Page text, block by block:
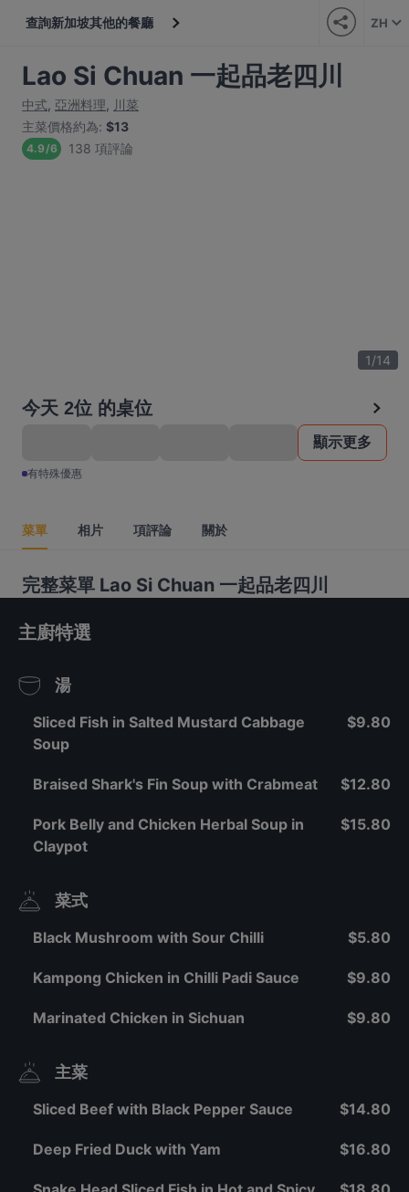
查詢新加坡其他的餐廳 ZH
Lao Si Chuan 一起品老四川
中式, 亞洲料理, 川菜
主菜價格約為: $13
4.9/6 138 項評論
1/14
今天 2位 的桌位
顯示更多
有特殊優惠
菜單 相片 項評論 關於
完整菜單 Lao Si Chuan 一起品老四川
主廚特選
湯
Sliced Fish in Salted Mustard Cabbage
Soup
$9.80
Braised Shark's Fin Soup with Crabmeat $12.80
Pork Belly and Chicken Herbal Soup in
Claypot
$15.80
菜式
Black Mushroom with Sour Chilli $5.80
Kampong Chicken in Chilli Padi Sauce $9.80
Marinated Chicken in Sichuan $9.80
主菜
Sliced Beef with Black Pepper Sauce $14.80
Deep Fried Duck with Yam $16.80